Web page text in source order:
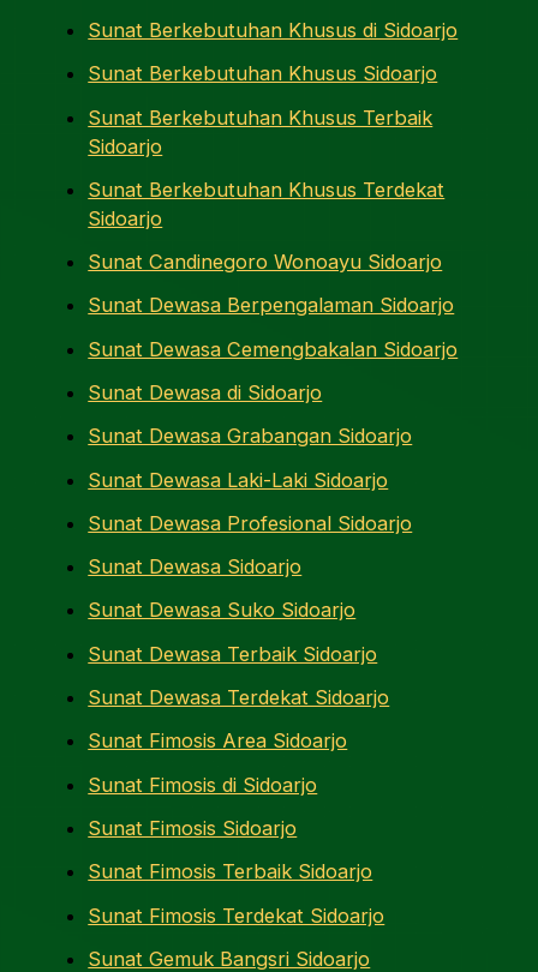
Sunat Berkebutuhan Khusus di Sidoarjo
Sunat Berkebutuhan Khusus Sidoarjo
Sunat Berkebutuhan Khusus Terbaik
Sidoarjo
Sunat Berkebutuhan Khusus Terdekat
Sidoarjo
Sunat Candinegoro Wonoayu Sidoarjo
Sunat Dewasa Berpengalaman Sidoarjo
Sunat Dewasa Cemengbakalan Sidoarjo
Sunat Dewasa di Sidoarjo
Sunat Dewasa Grabangan Sidoarjo
Sunat Dewasa Laki-Laki Sidoarjo
Sunat Dewasa Profesional Sidoarjo
Sunat Dewasa Sidoarjo
Sunat Dewasa Suko Sidoarjo
Sunat Dewasa Terbaik Sidoarjo
Sunat Dewasa Terdekat Sidoarjo
Sunat Fimosis Area Sidoarjo
Sunat Fimosis di Sidoarjo
Sunat Fimosis Sidoarjo
Sunat Fimosis Terbaik Sidoarjo
Sunat Fimosis Terdekat Sidoarjo
Sunat Gemuk Bangsri Sidoarjo